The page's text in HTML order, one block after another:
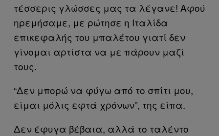
τέσσερις γλώσσες μας τα λέγανε! Αφού
ηρεμήσαμε, με ρώτησε η Ιταλίδα
επικεφαλής του μπαλέτου γιατί δεν
γίνομαι αρτίστα να με πάρουν μαζί
τους.
“Δεν μπορώ να φύγω από το σπίτι μου,
είμαι μόλις εφτά χρόνων”, της είπα.
Δεν έφυγα βέβαια, αλλά το ταλέντο